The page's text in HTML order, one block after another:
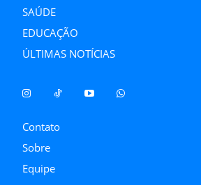
SAÚDE
EDUCAÇÃO
ÚLTIMAS NOTÍCIAS
Contato
Sobre
Equipe